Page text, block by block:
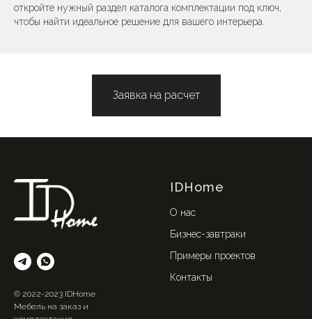
откройте нужный раздел каталога комплектации под ключ,
чтобы найти идеальное решение для вашего интерьера.
Заявка на расчет
© 2022-2023 IDHome
Мебель на заказ и
IDHome
О нас
Бизнес-завтраки
Примеры проектов
Контакты